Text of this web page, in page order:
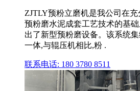
ZJTLY预粉立磨机是我公司在
预粉磨水泥成套工艺技术的基
出了新型预粉磨设备。该系统
一体,与辊压机相比,粉 .
联系电话: 180 3780 8511